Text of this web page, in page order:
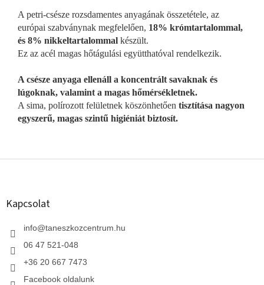
A petri-csésze rozsdamentes anyagának összetétele, az
európai szabványnak megfelelően, 18% krómtartalommal,
és 8% nikkeltartalommal készült.
Ez az acél magas hőtágulási együtthatóval rendelkezik.
A csésze anyaga ellenáll a koncentrált savaknak és
lúgoknak, valamint a magas hőmérsékletnek.
A sima, polírozott felületnek köszönhetően tisztítása nagyon
egyszerű, magas szintű higiéniát biztosít.
L
Kapcsolat
info@taneszkozcentrum.hu
06 47 521-048
+36 20 667 7473
Facebook oldalunk